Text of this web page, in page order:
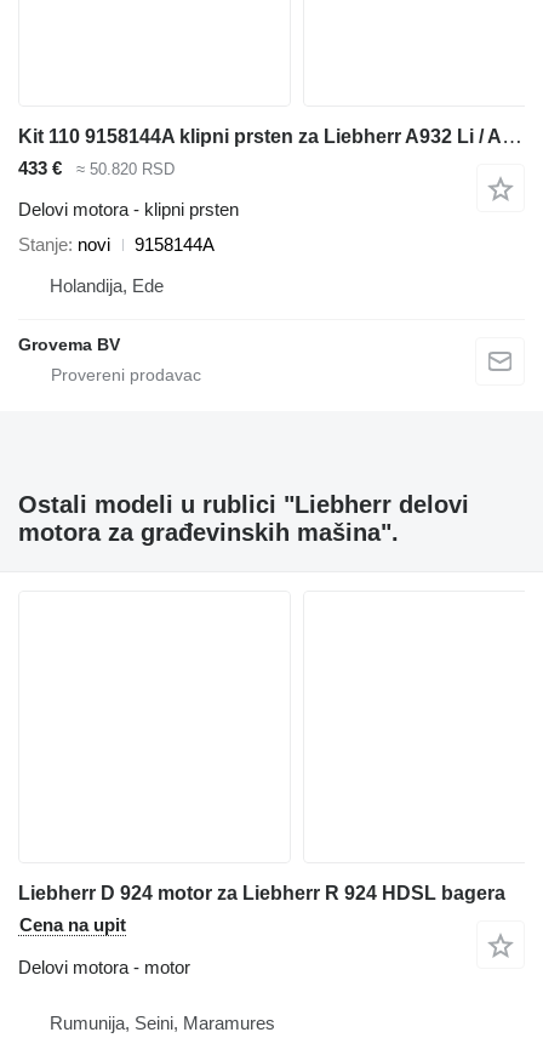
Kit 110 9158144A klipni prsten za Liebherr A932 Li / A944C Li / A934C Li / LH50 M / LH40 M / A914 Li / A934B Li / LH60 M / A954B Li bagera
433 € ≈ 50.820 RSD
Delovi motora - klipni prsten
Stanje novi
9158144A
Holandija, Ede
Grovema BV
Ostali modeli u rublici "Liebherr delovi
motora za građevinskih mašina".
Liebherr D 924 motor za Liebherr R 924 HDSL bagera
Cena na upit
Delovi motora - motor
Rumunija, Seini, Maramures